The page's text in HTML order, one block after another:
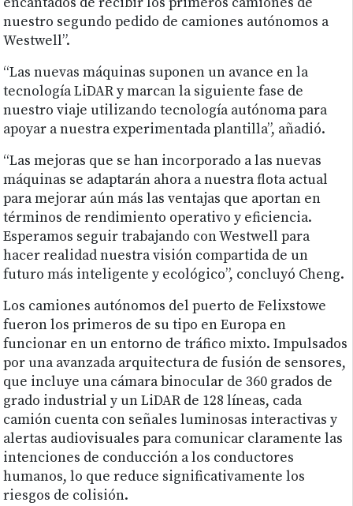
nuestro segundo pedido de camiones autónomos a
Westwell”.
“Las nuevas máquinas suponen un avance en la
tecnología LiDAR y marcan la siguiente fase de
nuestro viaje utilizando tecnología autónoma para
apoyar a nuestra experimentada plantilla”, añadió.
“Las mejoras que se han incorporado a las nuevas
máquinas se adaptarán ahora a nuestra flota actual
para mejorar aún más las ventajas que aportan en
términos de rendimiento operativo y eficiencia.
Esperamos seguir trabajando con Westwell para
hacer realidad nuestra visión compartida de un
futuro más inteligente y ecológico”, concluyó Cheng.
Los camiones autónomos del puerto de Felixstowe
fueron los primeros de su tipo en Europa en
funcionar en un entorno de tráfico mixto. Impulsados
por una avanzada arquitectura de fusión de sensores,
que incluye una cámara binocular de 360 grados de
grado industrial y un LiDAR de 128 líneas, cada
camión cuenta con señales luminosas interactivas y
alertas audiovisuales para comunicar claramente las
intenciones de conducción a los conductores
humanos, lo que reduce significativamente los
riesgos de colisión.